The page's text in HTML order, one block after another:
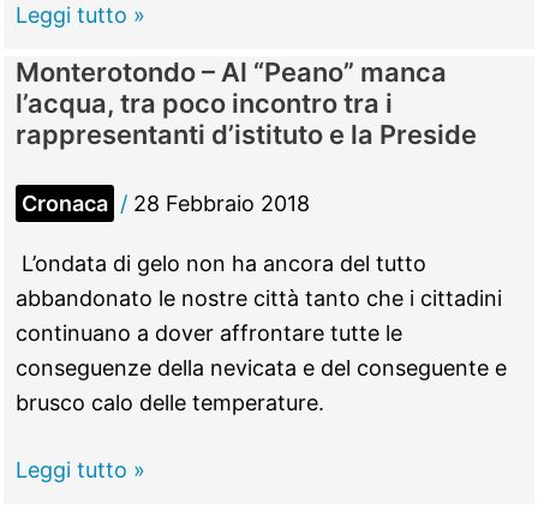
Dott.House
Lo
specialista
n°1
della
casa
Leggi tutto »
Monterotondo – Al “Peano” manca
l’acqua, tra poco incontro tra i
rappresentanti d’istituto e la Preside
Cronaca / 28 Febbraio 2018
L’ondata di gelo non ha ancora del tutto
abbandonato le nostre città tanto che i cittadini
continuano a dover affrontare tutte le
conseguenze della nevicata e del conseguente e
brusco calo delle temperature.
Monterotondo
Leggi tutto »